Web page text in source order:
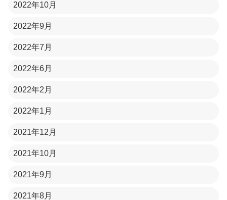
2022年10月
2022年9月
2022年7月
2022年6月
2022年2月
2022年1月
2021年12月
2021年10月
2021年9月
2021年8月